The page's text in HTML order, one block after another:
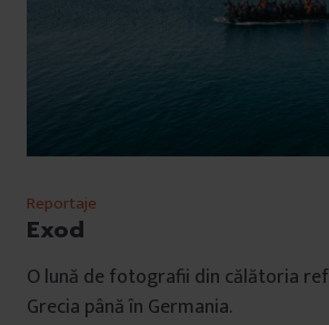
Reportaje
Exod
O lună de fotografii din călătoria
Grecia până în Germania.